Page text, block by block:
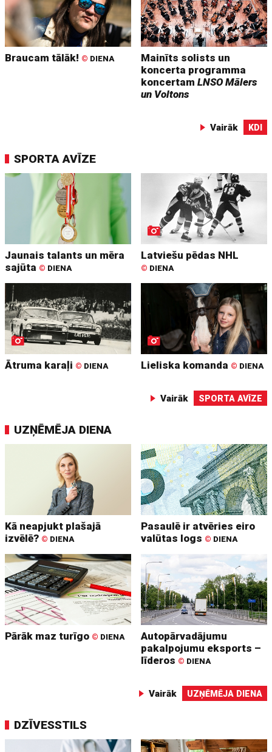
Braucam tālāk! © DIENA
Mainīts solists un
koncerta programma
koncertamLNSO Mālers
un Voltons
Vairāk KDI
SPORTA AVĪZE
Jaunais talants un mēra
sajūta © DIENA
Latviešu pēdas NHL
© DIENA
Ātruma karaļi © DIENA Lieliska komanda © DIENA
Vairāk SPORTA AVĪZE
UZŅĒMĒJA DIENA
Kā neapjukt plašajā
izvēlē? © DIENA
Pasaulē ir atvēries eiro
valūtas logs © DIENA
Pārāk maz turīgo © DIENA
Autopārvadājumu
pakalpojumu eksports –
līderos © DIENA
Vairāk UZŅĒMĒJA DIENA
DZĪVESSTILS